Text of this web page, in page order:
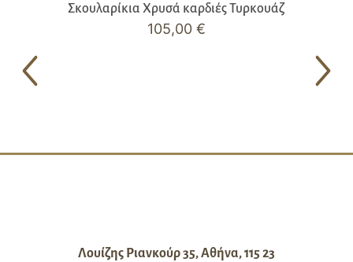
Σκουλαρίκια Χρυσά καρδιές Τυρκουάζ
105,00 €
Λουίζης Ριανκούρ 35, Αθήνα, 115 23